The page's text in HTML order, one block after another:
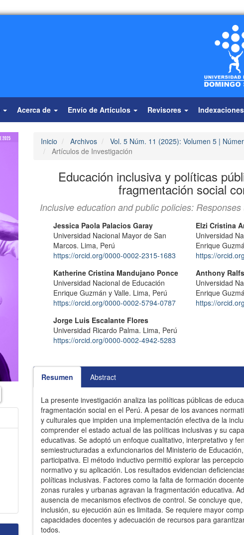
Acerca de Envío de Artículos Revisores Indexaciones
Inicio Archivos
Vol. 5 Núm. 11 (2025): Volumen 5 |
Artículos de Investigación
Educación inclusiva y políticas
fragmentación social
Inclusive education and public policies:
Contenido
principal
artículo
Autores/as
Jessica Paola Palacios Garay
Universidad Nacional Mayor de San
Marcos. Lima, Perú
https://orcid.org/0000-0002-2315-1683
Elzi Cristina
Universidad
Enrique
https://
Katherine Cristina Mandujano Ponce
Universidad Nacional de Educación
Enrique Guzmán y Valle. Lima, Perú
https://orcid.org/0000-0002-5794-0787
Anthony
Universidad
Enrique
https://
Jorge Luis Escalante Flores
Universidad Ricardo Palma. Lima, Perú
https://orcid.org/0000-0002-4942-5283
Resumen Abstract
La presente investigación analiza las políticas públicas de
fragmentación social en el Perú. A pesar de los avances
y culturales que impiden una implementación efectiva de la
comprender el estado actual de las políticas inclusivas y su
educativas. Se adoptó un enfoque cualitativo, interpretativo y
semiestructuradas a exfuncionarios del Ministerio de
participativa. El método inductivo permitió explorar las
normativo y su aplicación. Los resultados evidencian
políticas inclusivas. Factores como la falta de formación
zonas rurales y urbanas agravan la fragmentación educativa.
ausencia de mecanismos efectivos de control. Se concluye
inclusión, su ejecución aún es limitada. Se requiere mayor
capacidades docentes y adecuación de recursos para
todos.